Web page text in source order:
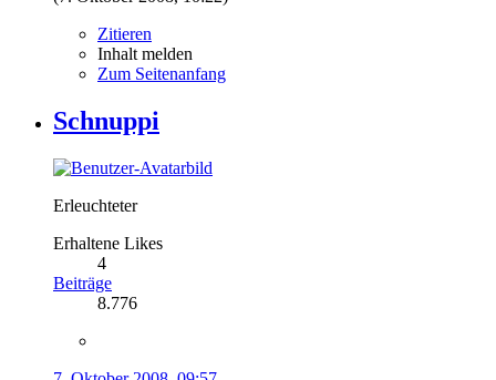
Zitieren
Inhalt melden
Zum Seitenanfang
Schnuppi
Erleuchteter
Erhaltene Likes
4
Beiträge
8.776